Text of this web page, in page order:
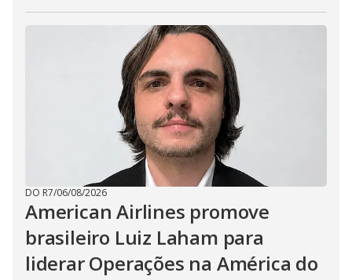
DO R7/06/08/2026
American Airlines promove
brasileiro Luiz Laham para
liderar Operações na América do